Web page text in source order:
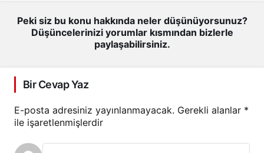
Peki siz bu konu hakkında neler düşünüyorsunuz?
Düşüncelerinizi yorumlar kısmından bizlerle
paylaşabilirsiniz.
Bir Cevap Yaz
E-posta adresiniz yayınlanmayacak. Gerekli alanlar *
ile işaretlenmişlerdir